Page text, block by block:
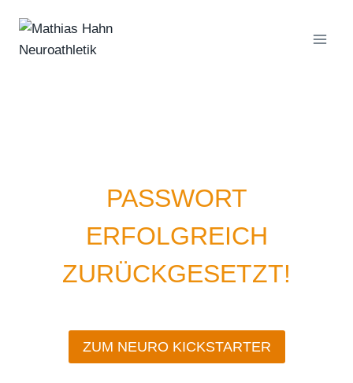
Inhalt
springen
PASSWORT
ERFOLGREICH
ZURÜCKGESETZT!
ZUM NEURO KICKSTARTER